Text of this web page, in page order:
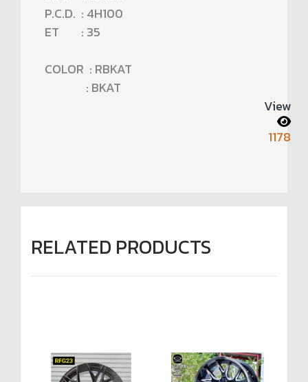
P.C.D. : 4H100
ET : 35
COLOR : RBKAT
: BKAT
View
1178
RELATED PRODUCTS